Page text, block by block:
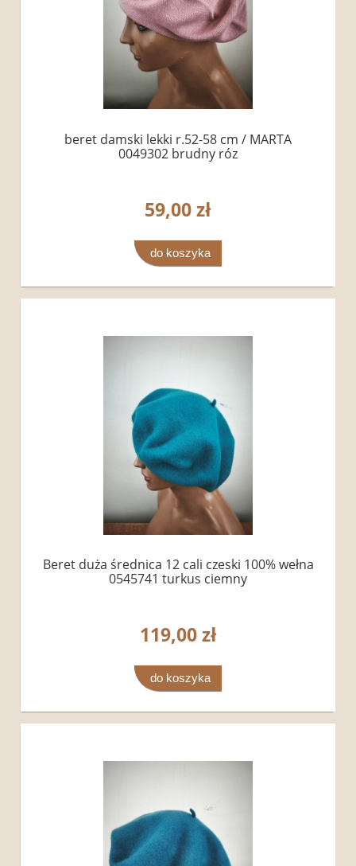
beret damski lekki r.52-58 cm / MARTA
0049302 brudny róz
59,00 zł
do koszyka
Beret duża średnica 12 cali czeski 100% wełna
0545741 turkus ciemny
119,00 zł
do koszyka